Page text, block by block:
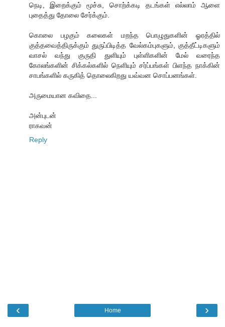
நெடி, இறைக்கும் மூச்சு, சொற்க்கடி தடங்கள் எல்லாம் ஆளை
புதைத்து தோலை சேர்க்கும்.
கொலை பழகும் கலைகள் மறந்த பொழுதுகளின் ஓரத்தில்
குத்தவைத்திருக்கும் துருப்பிடித்த வேல்கம்புகளும், குத்தீட்டிகளும்
வாசல் வந்து குருதி துளியும் புள்ளிகளின் மேல் வரைந்த
கோலங்களின் சிக்கல்களில் நெளியும் சர்ப்பங்கள் பிளந்த நாக்கின்
சாபங்களில் கருகித் தொலைகிறது யவ்வன சொப்பனங்கள்.
அருமையான கவிதை...
அன்புடன்
ராகவன்
Reply
‹ ›
Home